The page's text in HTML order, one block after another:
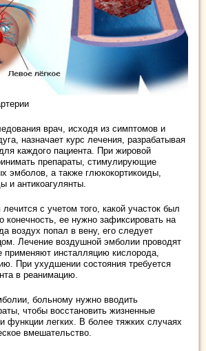
врач, исходя из симптомов и
назначает курс лечения, разрабатывая
каждого пациента. При жировой
препараты, стимулирующие
эмболов, а также глюкокортикоиды,
и антикоагулянты.
с учетом того, какой участок был
конечность, ее нужно зафиксировать на
воздух попал в вену, его следует
Лечение воздушной эмболии проводят
применяют инсталляцию кислорода,
При ухудшении состояния требуется
в реанимацию.
больному нужно вводить
чтобы восстановить жизненные
функции легких. В более тяжких случаях
вмешательство.